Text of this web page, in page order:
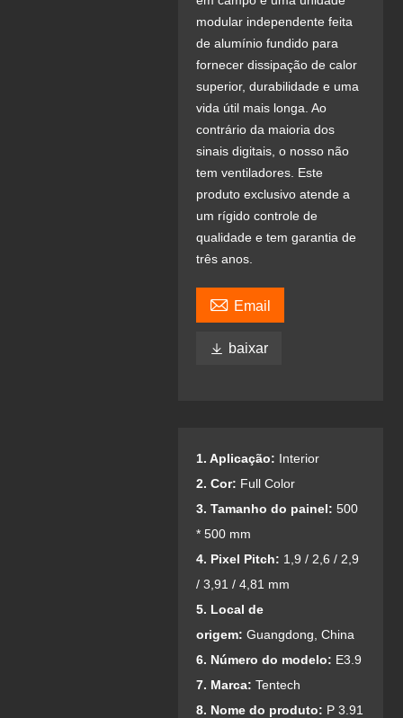
modular independente feita
de alumínio fundido para
fornecer dissipação de calor
superior, durabilidade e uma
vida útil mais longa. Ao
contrário da maioria dos
sinais digitais, o nosso não
tem ventiladores. Este
produto exclusivo atende a
um rígido controle de
qualidade e tem garantia de
três anos.
 Email
 baixar
1. Aplicação: Interior
2. Cor: Full Color
3. Tamanho do painel: 500
* 500 mm
4. Pixel Pitch: 1,9 / 2,6 / 2,9
/ 3,91 / 4,81 mm
5. Local de
origem: Guangdong, China
6. Número do modelo: E3.9
7. Marca: Tentech
8. Nome do produto: P 3.91